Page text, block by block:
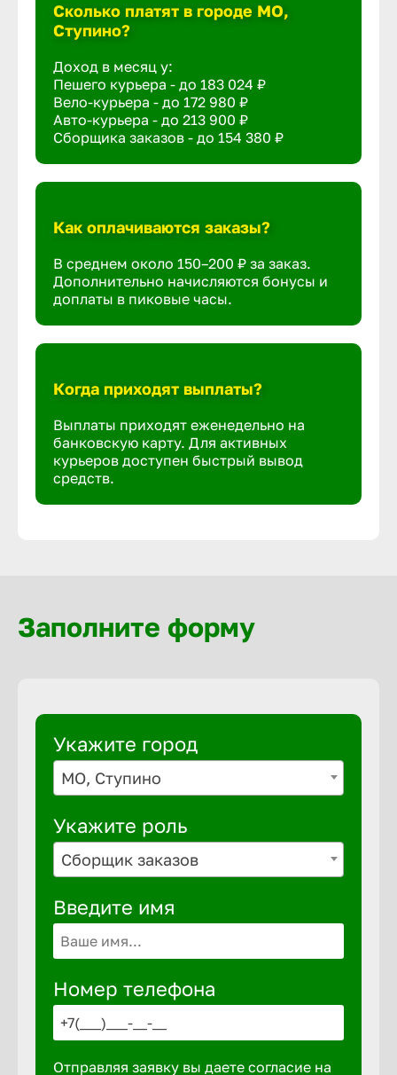
Сколько платят в городе МО,
Ступино?
Доход в месяц у:
Пешего курьера - до 183 024 ₽
Вело-курьера - до 172 980 ₽
Авто-курьера - до 213 900 ₽
Сборщика заказов - до 154 380 ₽
Как оплачиваются заказы?
В среднем около 150–200 ₽ за заказ.
Дополнительно начисляются бонусы и
доплаты в пиковые часы.
Когда приходят выплаты?
Выплаты приходят еженедельно на
банковскую карту. Для активных
курьеров доступен быстрый вывод
средств.
Заполните форму
Укажите город
МО, Ступино
Укажите роль
Сборщик заказов
Введите имя
Номер телефона
Отправляя заявку вы даете согласие на